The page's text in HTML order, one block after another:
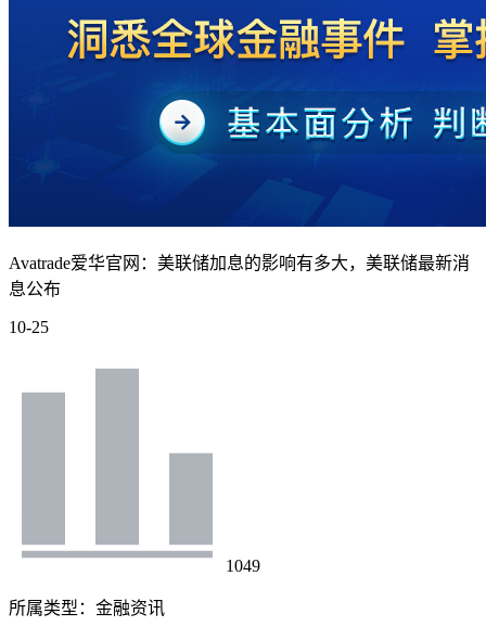
Avatrade爱华官网：美联储加息的影响有多大，美联储最新消
息公布
10-25
1049
所属类型： 金融资讯